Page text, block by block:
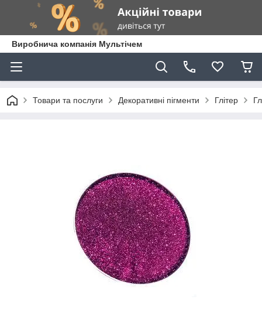
Виробнича компанія Мультічем
Товари та послуги Декоративні пігменти Глітер